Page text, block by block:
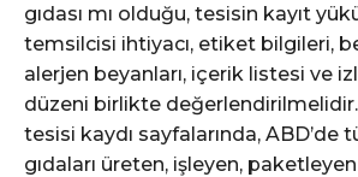
gıdası mı olduğu, tesisin kayıt
temsilcisi ihtiyacı, etiket bilgileri,
alerjen beyanları, içerik listesi ve
düzeni birlikte değerlendirilmelidir.
tesisi kaydı sayfalarında, ABD’de
gıdaları üreten, işleyen,